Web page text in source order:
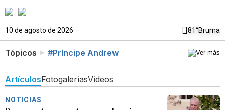
10 de agosto de 2026 81°Bruma
Tópicos #Príncipe Andrew
ArtículosFotogaleríasVídeos
NOTICIAS